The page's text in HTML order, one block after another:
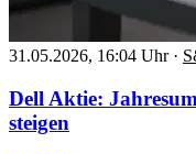
31.05.2026, 16:04 Uhr ·
Dell Aktie:
steigen